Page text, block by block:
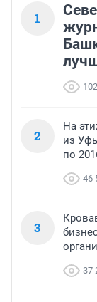
1
2
На
из
по
46
3
37